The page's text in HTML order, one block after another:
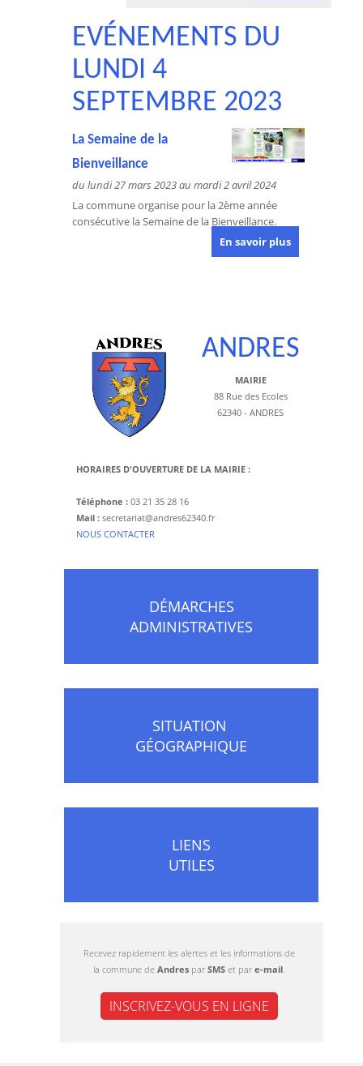
EVÉNEMENTS DU
LUNDI 4
SEPTEMBRE 2023
La Semaine de la
Bienveillance
du lundi 27 mars 2023 au mardi 2 avril 2024
La commune organise pour la 2ème année
consécutive la Semaine de la Bienveillance.
En savoir plus
ANDRES
MAIRIE
88 Rue des Ecoles
62340 - ANDRES
HORAIRES D'OUVERTURE DE LA MAIRIE :
Téléphone : 03 21 35 28 16
Mail : secretariat@andres62340.fr
​NOUS CONTACTER
DÉMARCHES
ADMINISTRATIVES
SITUATION
GÉOGRAPHIQUE
LIENS
UTILES
Recevez rapidement les alertes et les informations de
la commune de Andres par SMS et par e-mail.
INSCRIVEZ-VOUS EN LIGNE